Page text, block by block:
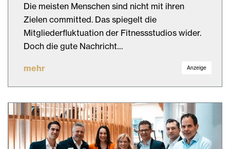
Die meisten Menschen sind nicht mit ihren
Zielen committed. Das spiegelt die
Mitgliederfluktuation der Fitnessstudios wider.
Doch die gute Nachricht…
mehr Anzeige